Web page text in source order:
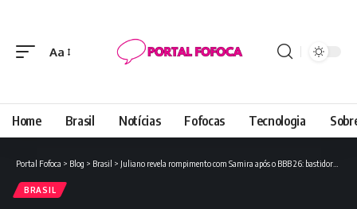
Font
Aa
Home Brasil Notícias Fofocas Tecnologia
Portal Fofoca > Blog > Brasil > Juliano revela rompimento com Samira após o BBB 26: bastidores, repercussão e os desafios da vida pós-reality
BRASIL